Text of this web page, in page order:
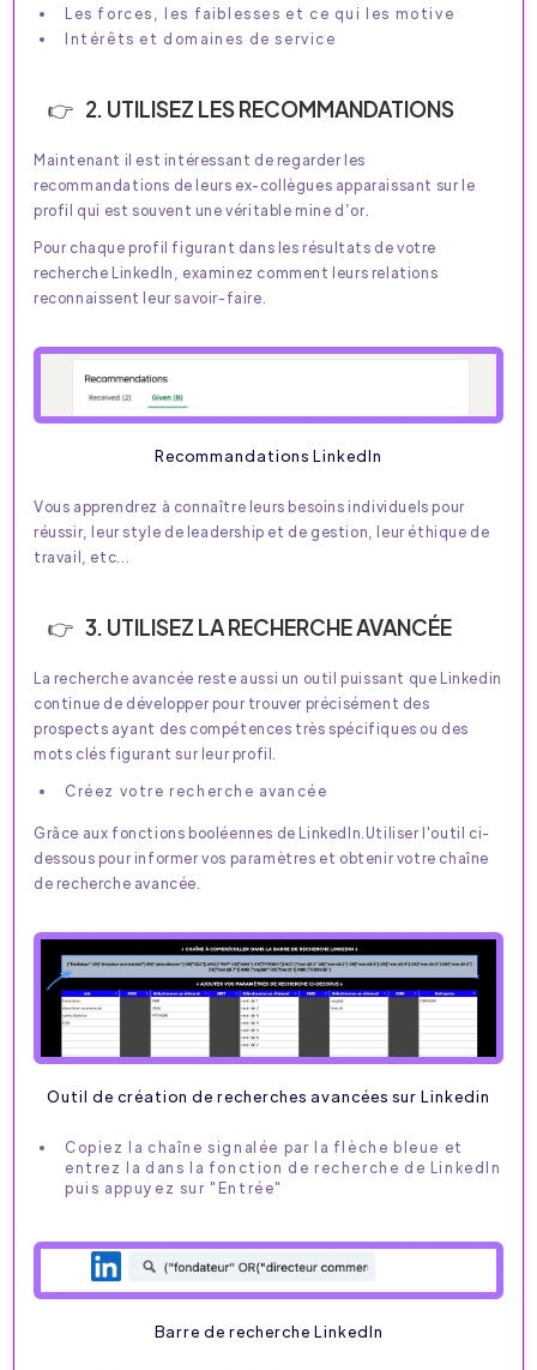
Les forces, les faiblesses et ce qui les motive
Intérêts et domaines de service
2. UTILISEZ LES RECOMMANDATIONS
Maintenant il est intéressant de regarder les
recommandations de leurs ex-collègues apparaissant sur le
profil qui est souvent une véritable mine d’or.
Pour chaque profil figurant dans les résultats de votre
recherche LinkedIn, examinez comment leurs relations
reconnaissent leur savoir-faire.
Recommandations LinkedIn
Vous apprendrez à connaître leurs besoins individuels pour
réussir, leur style de leadership et de gestion, leur éthique de
travail, etc…
3. UTILISEZ LA RECHERCHE AVANCÉE
La recherche avancée reste aussi un outil puissant que Linkedin
continue de développer pour trouver précisément des
prospects ayant des compétences très spécifiques ou des
mots clés figurant sur leur profil.
Créez votre recherche avancée
Grâce aux fonctions booléennes de LinkedIn.Utiliser l'outil ci-
dessous pour informer vos paramètres et obtenir votre chaîne
de recherche avancée.
Outil de création de recherches avancées sur Linkedin
Copiez la chaîne signalée par la flèche bleue et
entrez la dans la fonction de recherche de LinkedIn
puis appuyez sur "Entrée"
Barre de recherche LinkedIn